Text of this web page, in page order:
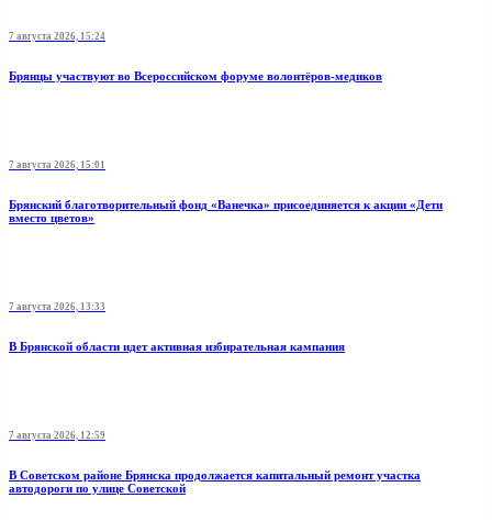
7 августа 2026, 15:24
Брянцы участвуют во Всероссийском форуме волонтёров-медиков
7 августа 2026, 15:01
Брянский благотворительный фонд «Ванечка» присоединяется к акции «Дети
вместо цветов»
7 августа 2026, 13:33
В Брянской области идет активная избирательная кампания
7 августа 2026, 12:59
В Советском районе Брянска продолжается капитальный ремонт участка
автодороги по улице Советской